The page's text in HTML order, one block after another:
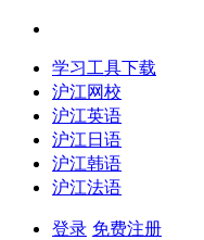
学习工具下载
沪江网校
沪江英语
沪江日语
沪江韩语
沪江法语
登录 免费注册